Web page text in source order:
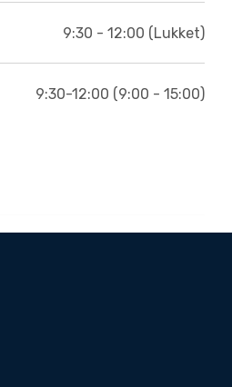
9:30 - 12:00 (Lukket)
9:30-12:00 (9:00 - 15:00)